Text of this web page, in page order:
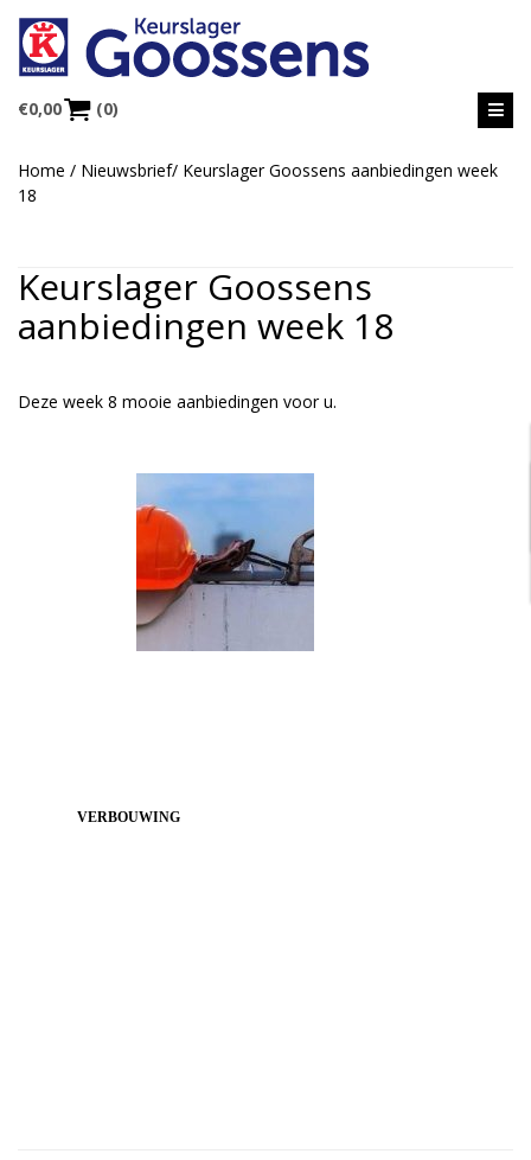
€0,00 (0)
Home / Nieuwsbrief/ Keurslager Goossens aanbiedingen week
18
Keurslager Goossens
aanbiedingen week 18
Deze week 8 mooie aanbiedingen voor u.
VERBOUWING